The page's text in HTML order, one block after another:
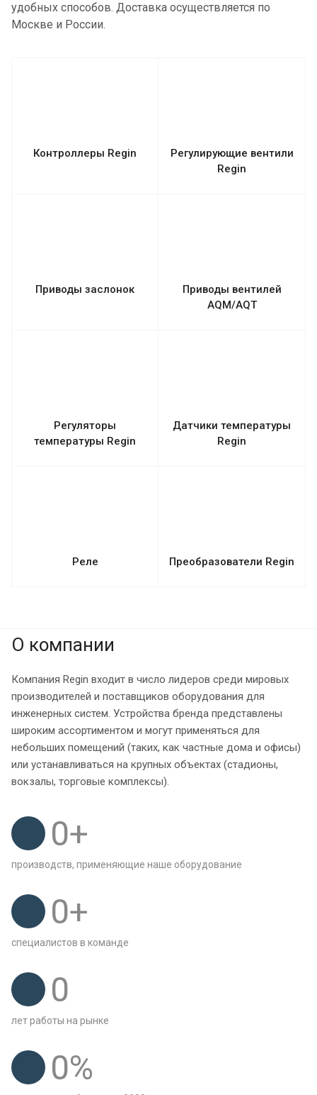
удобных способов. Доставка осуществляется по
Москве и России.
Контроллеры Regin
Регулирующие вентили
Regin
Приводы заслонок
Приводы вентилей
AQM/AQT
Регуляторы
температуры Regin
Датчики температуры
Regin
Реле Преобразователи Regin
О компании
Компания Regin входит в число лидеров среди мировых
производителей и поставщиков оборудования для
инженерных систем. Устройства бренда представлены
широким ассортиментом и могут применяться для
небольших помещений (таких, как частные дома и офисы)
или устанавливаться на крупных объектах (стадионы,
вокзалы, торговые комплексы).
0+
производств, применяющие наше оборудование
0+
специалистов в команде
0
лет работы на рынке
0%